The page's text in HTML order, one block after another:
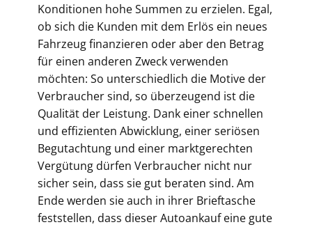
Konditionen hohe Summen zu erzielen. Egal,
ob sich die Kunden mit dem Erlös ein neues
Fahrzeug finanzieren oder aber den Betrag
für einen anderen Zweck verwenden
möchten: So unterschiedlich die Motive der
Verbraucher sind, so überzeugend ist die
Qualität der Leistung. Dank einer schnellen
und effizienten Abwicklung, einer seriösen
Begutachtung und einer marktgerechten
Vergütung dürfen Verbraucher nicht nur
sicher sein, dass sie gut beraten sind. Am
Ende werden sie auch in ihrer Brieftasche
feststellen, dass dieser Autoankauf eine gute